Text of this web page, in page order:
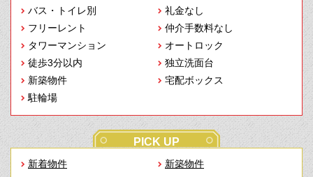
バス・トイレ別
礼金なし
フリーレント
仲介手数料なし
タワーマンション
オートロック
徒歩3分以内
独立洗面台
新築物件
宅配ボックス
駐輪場
PICK UP
新着物件
新築物件